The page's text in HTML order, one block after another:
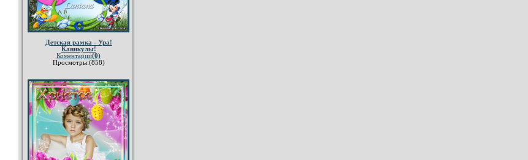
Детская рамка - Ура!
Каникулы!
Коментарии(0)
Просмотры:(858)